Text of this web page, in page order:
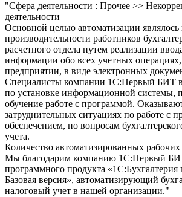
"Сфера деятельности : Прочее >>
деятельности
Основной целью автоматизации
производительности работников
расчетного отдела путем реализации
информации обо всех учетных
предприятии, в виде электронных
Специалисты компании 1С:Первый БИТ
по установке информационной системы,
обучение работе с программой.
затруднительных ситуациях по работе с
обеспечением, по вопросам
учета.
Количество автоматизированных рабочих
Мы благодарим компанию 1С:Первый
программного продукта «1С:Бухгалтерия
Базовая версия», автоматизирующий
налоговый учет в нашей организации."